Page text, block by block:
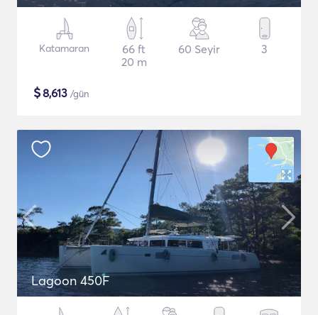
Katamaran
66 ft
20 m
60 Seyir 3
$8,613 /gün
Lagoon 450F